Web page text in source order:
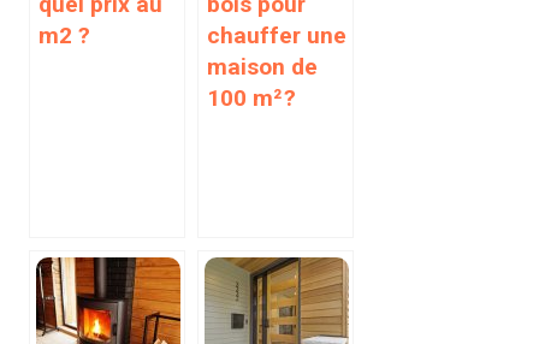
m2 ?
chauffer une
maison de
100 m² ?